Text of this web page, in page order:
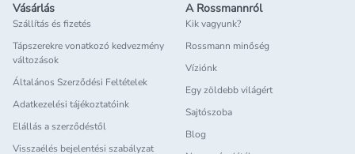
Vásárlás
Szállítás és fizetés
Tápszerekre vonatkozó kedvezmény
változások
Általános Szerződési Feltételek
Adatkezelési tájékoztatóink
Elállás a szerződéstől
Visszaélés bejelentési szabályzat
A Rossmannról
Kik vagyunk?
Rossmann minőség
Víziónk
Egy zöldebb világért
Sajtószoba
Blog